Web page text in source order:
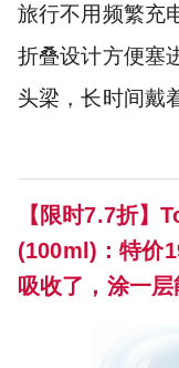
旅行不用频繁充
折叠设计方便塞
头梁，长时间戴
【限时7.7折】
(100ml)：特价
吸收了，涂一